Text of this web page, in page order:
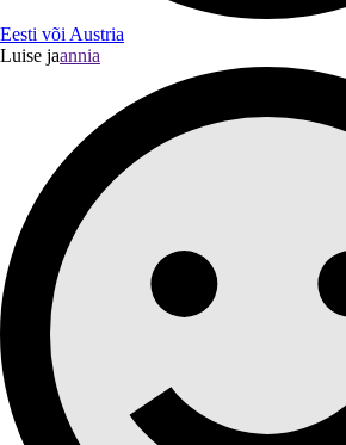
Eesti või Austria
Luise jaannia